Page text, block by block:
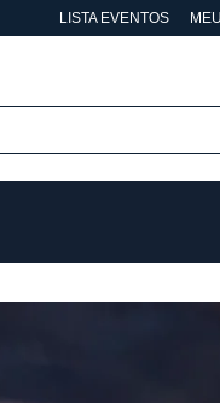
LISTA EVENTOS